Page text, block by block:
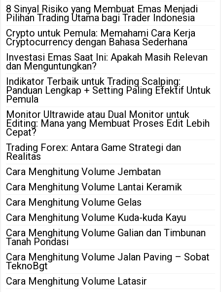
8 Sinyal Risiko yang Membuat Emas Menjadi
Pilihan Trading Utama bagi Trader Indonesia
Crypto untuk Pemula: Memahami Cara Kerja
Cryptocurrency dengan Bahasa Sederhana
Investasi Emas Saat Ini: Apakah Masih Relevan
dan Menguntungkan?
Indikator Terbaik untuk Trading Scalping:
Panduan Lengkap + Setting Paling Efektif Untuk
Pemula
Monitor Ultrawide atau Dual Monitor untuk
Editing: Mana yang Membuat Proses Edit Lebih
Cepat?
Trading Forex: Antara Game Strategi dan
Realitas
Cara Menghitung Volume Jembatan
Cara Menghitung Volume Lantai Keramik
Cara Menghitung Volume Gelas
Cara Menghitung Volume Kuda-kuda Kayu
Cara Menghitung Volume Galian dan Timbunan
Tanah Pondasi
Cara Menghitung Volume Jalan Paving – Sobat
TeknoBgt
Cara Menghitung Volume Latasir